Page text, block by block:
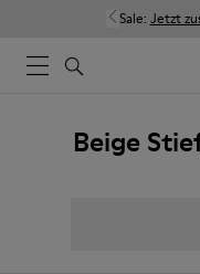
Sale: Jetzt
Beige